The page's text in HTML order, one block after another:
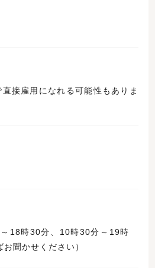
接雇用になれる可能性もありま
18時30分、10時30分～19時
お聞かせください）